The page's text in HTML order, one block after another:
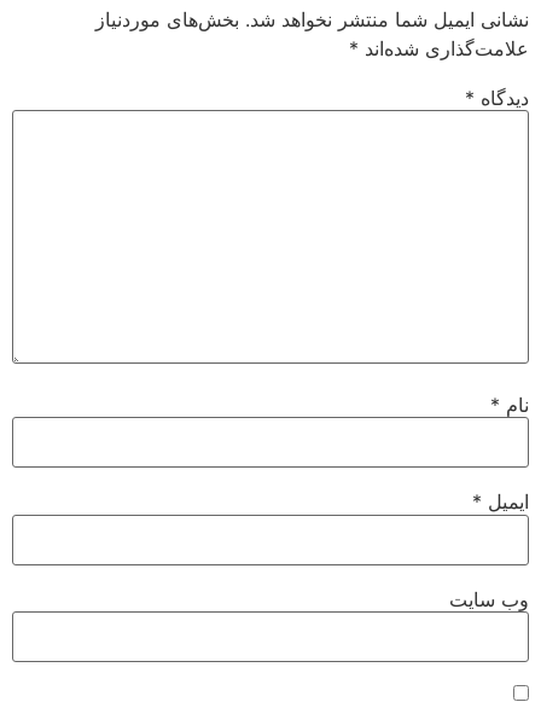
نشانی ایمیل شما منتشر نخواهد شد. بخش‌های موردنیاز
علامت‌گذاری شده‌اند *
دیدگاه *
نام *
ایمیل *
وب‌ سایت